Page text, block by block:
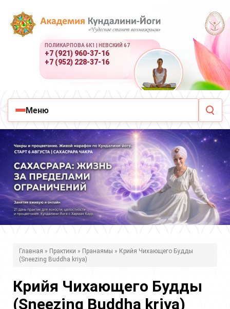
ПОЛИКАРПОВА 6К1 | НЕВСКИЙ 67
+7 (921) 960-37-16
+7 (952) 228-37-16
Меню
д
Главная » Практики » Пранаямы » Крийя Чихающего Будды
(Sneezing Buddha kriya)
Крийя Чихающего Будды
(Sneezing Buddha kriya)